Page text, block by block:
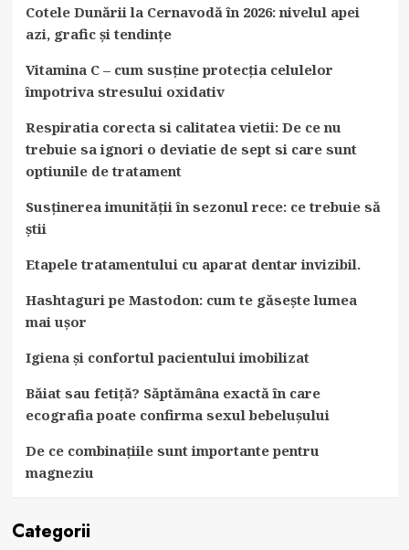
Cotele Dunării la Cernavodă în 2026: nivelul apei
azi, grafic și tendințe
Vitamina C – cum susține protecția celulelor
împotriva stresului oxidativ
Respiratia corecta si calitatea vietii: De ce nu
trebuie sa ignori o deviatie de sept si care sunt
optiunile de tratament
Susținerea imunității în sezonul rece: ce trebuie să
știi
Etapele tratamentului cu aparat dentar invizibil.
Hashtaguri pe Mastodon: cum te găsește lumea
mai ușor
Igiena și confortul pacientului imobilizat
Băiat sau fetiță? Săptămâna exactă în care
ecografia poate confirma sexul bebelușului
De ce combinațiile sunt importante pentru
magneziu
Categorii